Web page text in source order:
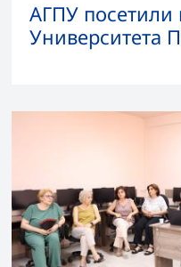
АГПУ посетили
Университета